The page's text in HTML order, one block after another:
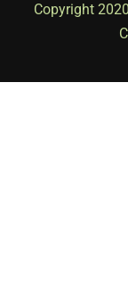
Copyright